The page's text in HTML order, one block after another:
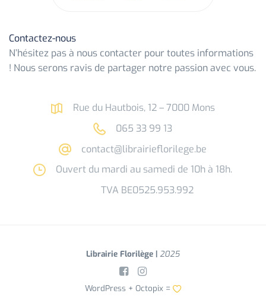
Contactez-nous
N’hésitez pas à nous contacter pour toutes informations
! Nous serons ravis de partager notre passion avec vous.
Rue du Hautbois, 12 – 7000 Mons
065 33 99 13
contact@librairieflorilege.be
Ouvert du mardi au samedi de 10h à 18h.
TVA BE0525.953.992
Librairie Florilège | 2025
WordPress + Octopix=